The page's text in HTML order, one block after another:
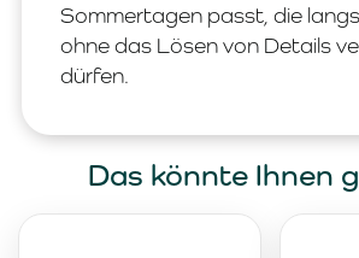
Sommertagen passt, die
ohne das Lösen von Details
dürfen.
Das könnte Ihnen